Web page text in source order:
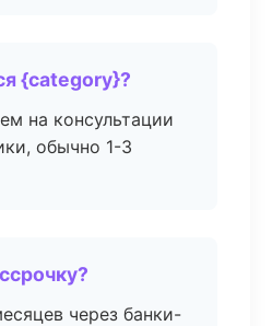
{category}?
на консультации
обычно 1-3
через банки-